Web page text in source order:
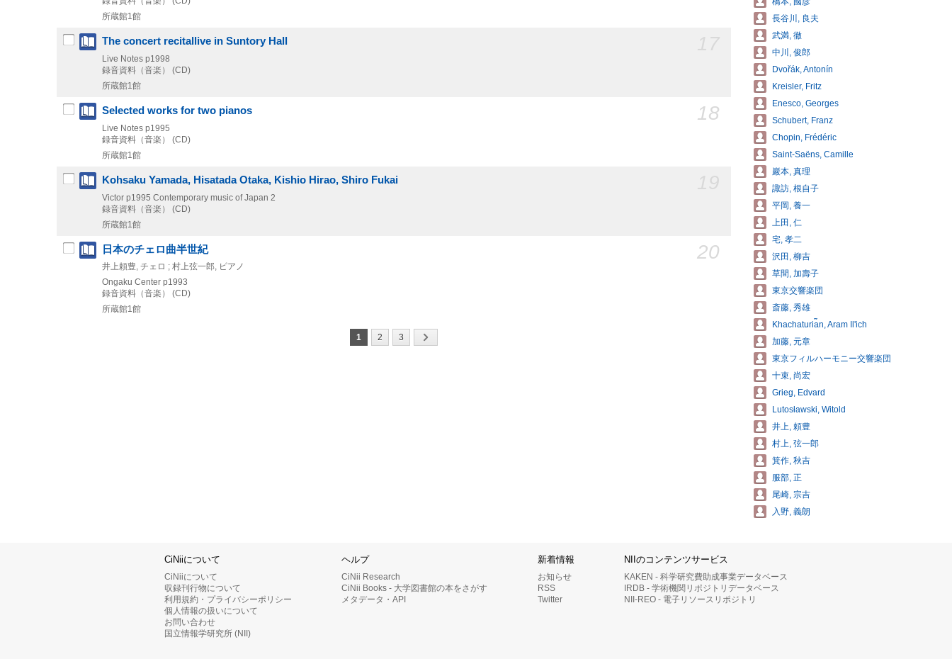
所蔵館1館
The concert recitallive in Suntory Hall
Live Notes p1998
録音資料（音楽） (CD)
所蔵館1館
18
Selected works for two pianos
Live Notes p1995
録音資料（音楽） (CD)
所蔵館1館
Kohsaku Yamada, Hisatada Otaka, Kishio Hirao, Shiro Fukai
Victor p1995 Contemporary music of Japan 2
録音資料（音楽） (CD)
所蔵館1館
20
日本のチェロ曲半世紀
井上頼豊, チェロ ; 村上弦一郎, ピアノ
Ongaku Center p1993
録音資料（音楽） (CD)
所蔵館1館
1 2 3
長谷川, 良夫
武満, 徹
中川, 俊郎
Dvořák, Antonín
Kreisler, Fritz
Enesco, Georges
Schubert, Franz
Chopin, Frédéric
Saint-Saëns, Camille
巖本, 真理
諏訪, 根自子
平岡, 養一
上田, 仁
宅, 孝二
沢田, 柳吉
草間, 加壽子
東京交響楽団
斎藤, 秀雄
Khachaturi︠a︡n, Aram Ilʹich
加藤, 元章
東京フィルハーモニー交響楽団
十束, 尚宏
Grieg, Edvard
Lutosławski, Witold
井上, 頼豊
村上, 弦一郎
箕作, 秋吉
服部, 正
尾崎, 宗吉
入野, 義朗
CiNiiについて
CiNiiについて
収録刊行物について
利用規約・プライバシーポリシー
個人情報の扱いについて
お問い合わせ
国立情報学研究所 (NII)
ヘルプ
CiNii Research
CiNii Books - 大学図書館の本をさがす
メタデータ・API
新着情報
お知らせ
RSS
Twitter
NIIのコンテンツサービス
KAKEN - 科学研究費助成事業データベース
IRDB - 学術機関リポジトリデータベース
NII-REO - 電子リソースリポジトリ